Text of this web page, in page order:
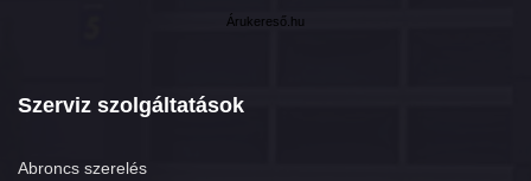
Árukereső.hu
Szerviz szolgáltatások
Abroncs szerelés